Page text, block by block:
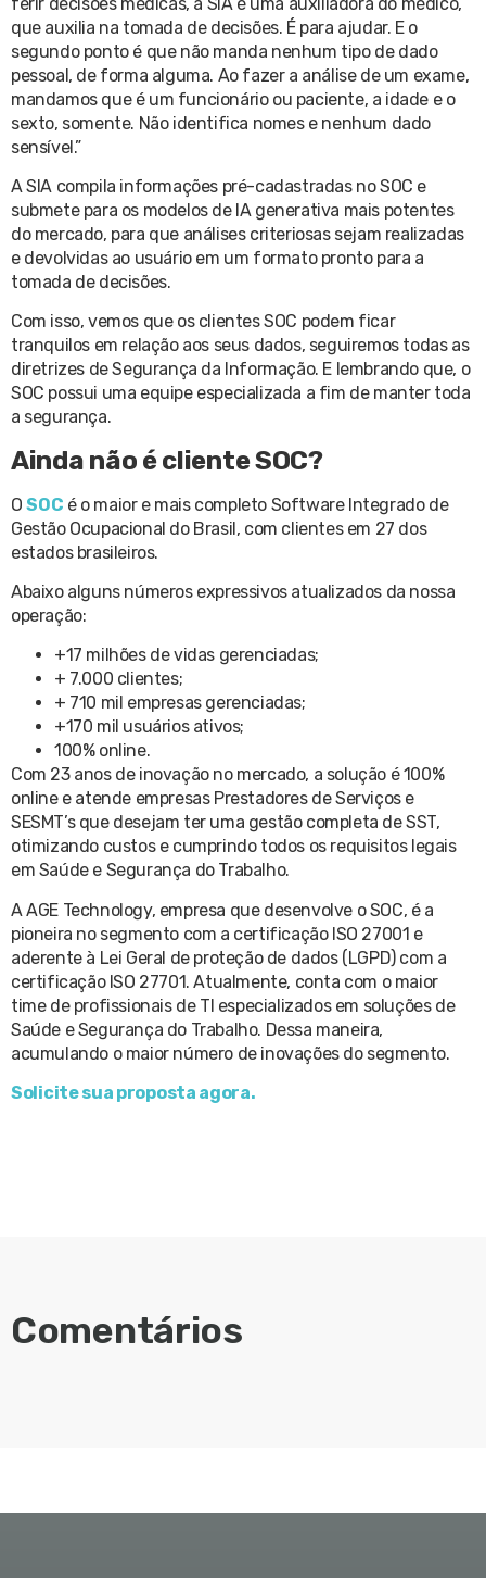
que auxilia na tomada de decisões. É para ajudar. E o
segundo ponto é que não manda nenhum tipo de dado
pessoal, de forma alguma. Ao fazer a análise de um exame,
mandamos que é um funcionário ou paciente, a idade e o
sexto, somente. Não identifica nomes e nenhum dado
sensível.”
A SIA compila informações pré-cadastradas no SOC e
submete para os modelos de IA generativa mais potentes
do mercado, para que análises criteriosas sejam realizadas
e devolvidas ao usuário em um formato pronto para a
tomada de decisões.
Com isso, vemos que os clientes SOC podem ficar
tranquilos em relação aos seus dados, seguiremos todas as
diretrizes de Segurança da Informação. E lembrando que, o
SOC possui uma equipe especializada a fim de manter toda
a segurança.
Ainda não é cliente SOC?
OSOC é o maior e mais completo Software Integrado de
Gestão Ocupacional do Brasil, com clientes em 27 dos
estados brasileiros.
Abaixo alguns números expressivos atualizados da nossa
operação:
+17 milhões de vidas gerenciadas;
+ 7.000 clientes;
+ 710 mil empresas gerenciadas;
+170 mil usuários ativos;
100% online.
Com 23 anos de inovação no mercado, a solução é 100%
online e atende empresas Prestadores de Serviços e
SESMT’s que desejam ter uma gestão completa de SST,
otimizando custos e cumprindo todos os requisitos legais
em Saúde e Segurança do Trabalho.
A AGE Technology, empresa que desenvolve o SOC, é a
pioneira no segmento com a certificação ISO 27001 e
aderente à Lei Geral de proteção de dados (LGPD) com a
certificação ISO 27701. Atualmente, conta com o maior
time de profissionais de TI especializados em soluções de
Saúde e Segurança do Trabalho. Dessa maneira,
acumulando o maior número de inovações do segmento.
Solicite sua proposta agora.
Comentários